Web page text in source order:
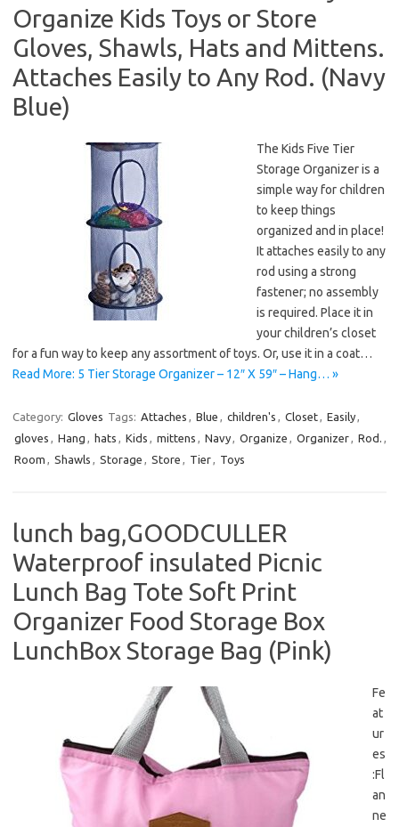
Organize Kids Toys or Store
Gloves, Shawls, Hats and Mittens.
Attaches Easily to Any Rod. (Navy
Blue)
The Kids Five Tier
Storage Organizer is a
simple way for children
to keep things
organized and in place!
It attaches easily to any
rod using a strong
fastener; no assembly
is required. Place it in
your children’s closet
for a fun way to keep any assortment of toys. Or, use it in a coat…
Read More: 5 Tier Storage Organizer – 12″ X 59″ – Hang… »
Category: Gloves Tags: Attaches , Blue , children's , Closet, Easily,
gloves , Hang , hats , Kids , mittens , Navy, Organize , Organizer, Rod. ,
Room , Shawls , Storage , Store , Tier, Toys
lunch bag,GOODCULLER
Waterproof insulated Picnic
Lunch Bag Tote Soft Print
Organizer Food Storage Box
LunchBox Storage Bag (Pink)
Fe
at
ur
es
:Fl
an
ne